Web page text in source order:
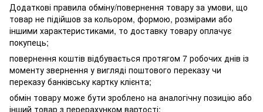
Додаткові правила обміну/повернення товару за умови, що
товар не підійшов за кольором, формою, розмірами або
іншими характеристиками, то доставку товару оплачує
покупець;
повернення коштів відбувається протягом 7 робочих днів із
моменту звернення у вигляді поштового переказу чи
переказу банківську картку клієнта;
обмін товару може бути зроблено на аналогічну позицію або
інший товар з перерахунком вартості;